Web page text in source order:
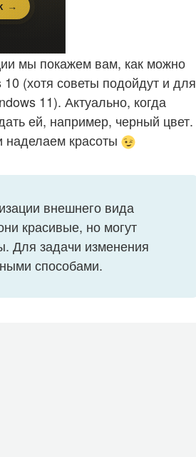
мы покажем вам, как можно
(хотя советы подойдут и для
11). Актуально, когда
ей, например, черный цвет.
красоты
внешнего вида
красивые, но могут
Для задачи изменения
способами.